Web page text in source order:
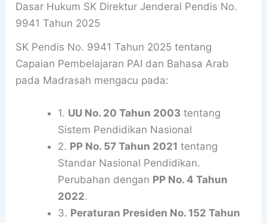
Dasar Hukum SK Direktur Jenderal Pendis No.
9941 Tahun 2025
SK Pendis No. 9941 Tahun 2025 tentang
Capaian Pembelajaran PAI dan Bahasa Arab
pada Madrasah mengacu pada:
1. UU No. 20 Tahun 2003 tentang
Sistem Pendidikan Nasional
2. PP No. 57 Tahun 2021 tentang
Standar Nasional Pendidikan.
Perubahan dengan PP No. 4 Tahun
2022.
3. Peraturan Presiden No. 152 Tahun